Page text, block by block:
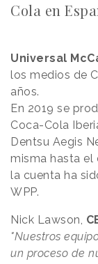
Cola en
Universal
los medios de
años.
En 2019 se
Coca-Cola
Dentsu Aegis
misma hasta el
la cuenta ha
WPP.
Nick Lawson,
"Nuestros
un proceso de